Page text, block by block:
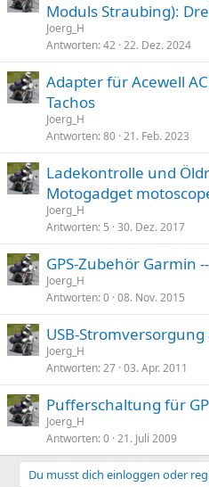
Moduls Straubing):
Joerg_H
Antworten 42 22. Dez. 2024
Adapter für Acewell
Tachos
Joerg_H
Antworten 80 21. Feb. 2023
Ladekontrolle und
Motogadget
Joerg_H
Antworten 5 30. Dez. 2017
GPS-Zubehör Garmin
Joerg_H
Antworten 0 08. Nov. 2015
USB-
Joerg_H
Antworten 27 03. Apr. 2011
Pufferschaltung für
Joerg_H
Antworten 0 21. Juli 2009
Du musst dich einloggen oder